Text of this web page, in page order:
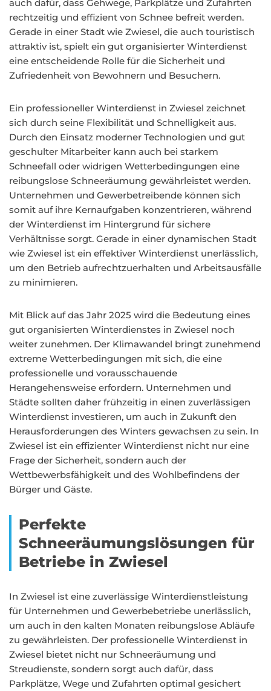
auch dafür, dass Gehwege, Parkplätze und Zufahrten
rechtzeitig und effizient von Schnee befreit werden.
Gerade in einer Stadt wie Zwiesel, die auch touristisch
attraktiv ist, spielt ein gut organisierter Winterdienst
eine entscheidende Rolle für die Sicherheit und
Zufriedenheit von Bewohnern und Besuchern.
Ein professioneller Winterdienst in Zwiesel zeichnet
sich durch seine Flexibilität und Schnelligkeit aus.
Durch den Einsatz moderner Technologien und gut
geschulter Mitarbeiter kann auch bei starkem
Schneefall oder widrigen Wetterbedingungen eine
reibungslose Schneeräumung gewährleistet werden.
Unternehmen und Gewerbetreibende können sich
somit auf ihre Kernaufgaben konzentrieren, während
der Winterdienst im Hintergrund für sichere
Verhältnisse sorgt. Gerade in einer dynamischen Stadt
wie Zwiesel ist ein effektiver Winterdienst unerlässlich,
um den Betrieb aufrechtzuerhalten und Arbeitsausfälle
zu minimieren.
Mit Blick auf das Jahr 2025 wird die Bedeutung eines
gut organisierten Winterdienstes in Zwiesel noch
weiter zunehmen. Der Klimawandel bringt zunehmend
extreme Wetterbedingungen mit sich, die eine
professionelle und vorausschauende
Herangehensweise erfordern. Unternehmen und
Städte sollten daher frühzeitig in einen zuverlässigen
Winterdienst investieren, um auch in Zukunft den
Herausforderungen des Winters gewachsen zu sein. In
Zwiesel ist ein effizienter Winterdienst nicht nur eine
Frage der Sicherheit, sondern auch der
Wettbewerbsfähigkeit und des Wohlbefindens der
Bürger und Gäste.
Perfekte
Schneeräumungslösungen für
Betriebe in Zwiesel
In Zwiesel ist eine zuverlässige Winterdienstleistung
für Unternehmen und Gewerbebetriebe unerlässlich,
um auch in den kalten Monaten reibungslose Abläufe
zu gewährleisten. Der professionelle Winterdienst in
Zwiesel bietet nicht nur Schneeräumung und
Streudienste, sondern sorgt auch dafür, dass
Parkplätze, Wege und Zufahrten optimal gesichert